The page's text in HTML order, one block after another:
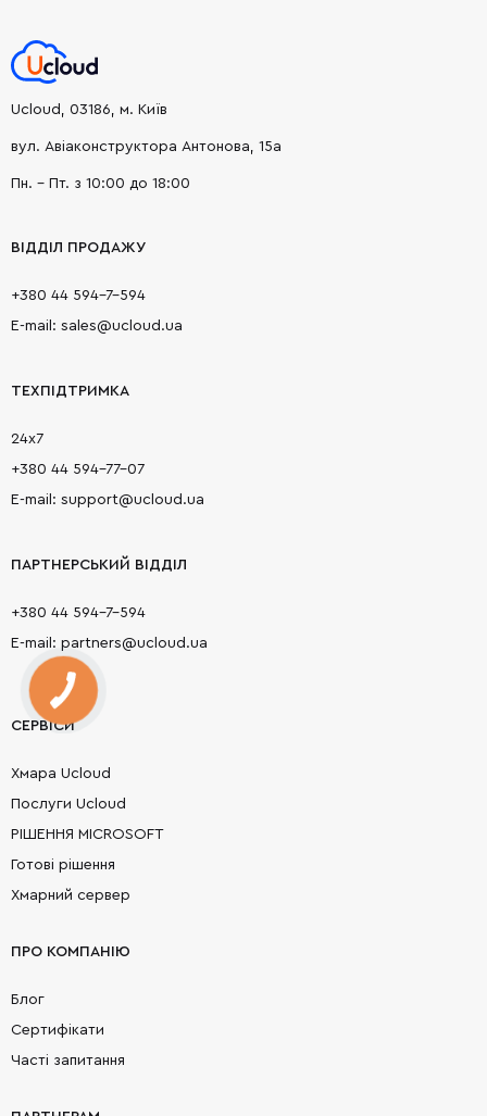
Ucloud, 03186, м. Київ
вул. Авіаконструктора Антонова, 15а
Пн. - Пт. з 10:00 до 18:00
ВІДДІЛ ПРОДАЖУ
+380 44 594-7-594
E-mail: sales@ucloud.ua
ТЕХПІДТРИМКА
24х7
+380 44 594-77-07
E-mail: support@ucloud.ua
ПАРТНЕРСЬКИЙ ВІДДІЛ
+380 44 594-7-594
E-mail: partners@ucloud.ua
СЕРВІСИ
Хмара Ucloud
Послуги Ucloud
РІШЕННЯ MICROSOFT
Готові рішення
Хмарний сервер
ПРО КОМПАНІЮ
Блог
Сертифікати
Часті запитання